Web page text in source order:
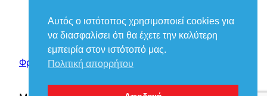
Φροντίδα Ιατρικά – Βούκιας Βασίλειος
Αυτός ο ιστότοπος χρησιμοποιεί cookies για
να διασφαλίσει ότι θα έχετε την καλύτερη
εμπειρία στον ιστότοπό μας.
Πολιτική απορρήτου